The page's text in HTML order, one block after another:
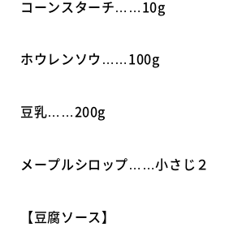
コーンスターチ……10g
ホウレンソウ……100g
豆乳……200g
メープルシロップ……小さじ２
【豆腐ソース】